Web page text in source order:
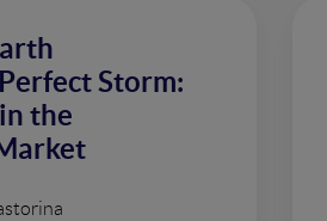
Storm:
the